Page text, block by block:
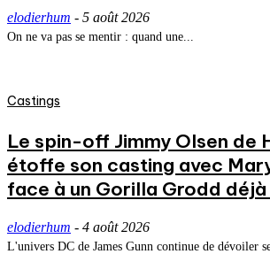
elodierhum - 5 août 2026
On ne va pas se mentir : quand une...
Castings
Le spin-off Jimmy Olsen de
étoffe son casting avec
face à un Gorilla Grodd
elodierhum - 4 août 2026
L'univers DC de James Gunn continue de dévoiler